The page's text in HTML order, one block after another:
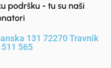
podršku - tu su naši
131 72270 Travnik
565